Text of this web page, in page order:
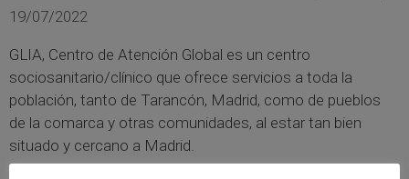
19/07/2022
GLIA, Centro de Atención Global es un centro
sociosanitario/clínico que ofrece servicios a toda la
población, tanto de Tarancón, Madrid, como de pueblos
de la comarca y otras comunidades, al estar tan bien
situado y cercano a Madrid.